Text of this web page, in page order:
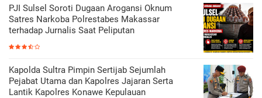
PJI Sulsel Soroti Dugaan Arogansi Oknum
Satres Narkoba Polrestabes Makassar
terhadap Jurnalis Saat Peliputan
Kapolda Sultra Pimpin Sertijab Sejumlah
Pejabat Utama dan Kapolres Jajaran Serta
Lantik Kapolres Konawe Kepulauan